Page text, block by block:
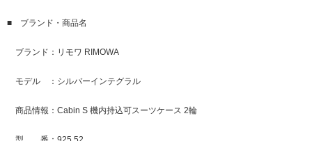
■ ブランド・商品名
ブランド：リモワ RIMOWA
モデル ：シルバーインテグラル
商品情報：Cabin S 機内持込可スーツケース 2輪